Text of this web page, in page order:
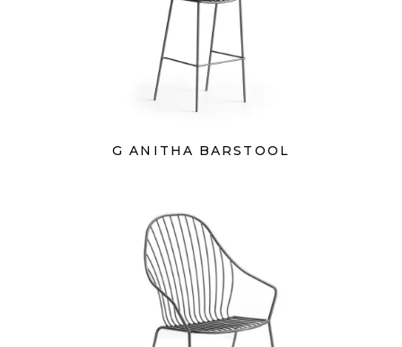
G ANITHA BARSTOOL